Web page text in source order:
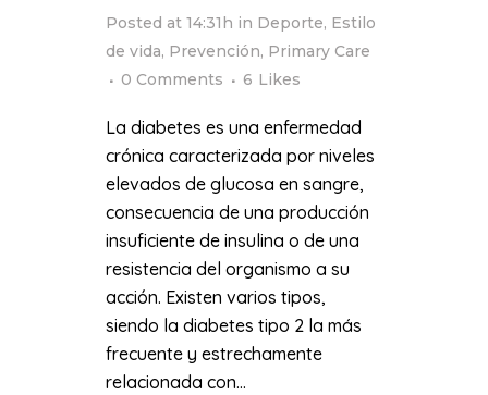
Posted at 14:31h in Deporte, Estilo
de vida, Prevención, Primary Care
0 Comments
6 Likes
La diabetes es una enfermedad
crónica caracterizada por niveles
elevados de glucosa en sangre,
consecuencia de una producción
insuficiente de insulina o de una
resistencia del organismo a su
acción. Existen varios tipos,
siendo la diabetes tipo 2 la más
frecuente y estrechamente
relacionada con...